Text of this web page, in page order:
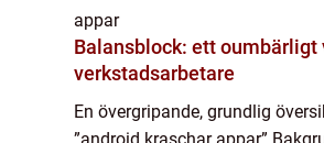
appar
Balansblock: ett oumbärligt
verkstadsarbetare
En övergripande, grundlig